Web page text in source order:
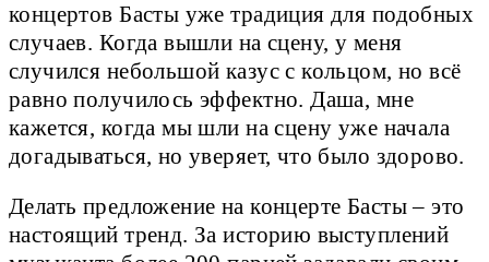
концертов Басты уже традиция для подобных
случаев. Когда вышли на сцену, у меня
случился небольшой казус с кольцом, но всё
равно получилось эффектно. Даша, мне
кажется, когда мы шли на сцену уже начала
догадываться, но уверяет, что было здорово.
Делать предложение на концерте Басты – это
настоящий тренд. За историю выступлений